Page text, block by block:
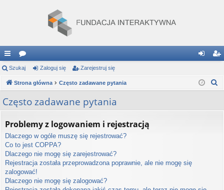
ię
ce
j
or
a og ej
Szukaj Zaloguj się Zarejestruj się
Strona główna Często zadawane pytania
Często zadawane pytania
Problemy z logowaniem i rejestracją
Dlaczego w ogóle muszę się rejestrować?
Co to jest COPPA?
Dlaczego nie mogę się zarejestrować?
Rejestracja została przeprowadzona poprawnie, ale nie mogę się
zalogować!
Dlaczego nie mogę się zalogować?